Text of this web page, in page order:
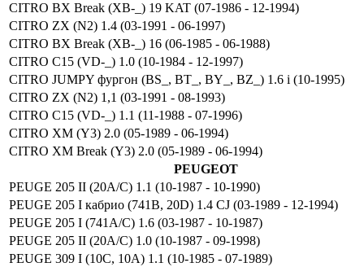
CITRO BX Break (XB-_) 19 KAT (07-1986 - 12-1994)
CITRO ZX (N2) 1.4 (03-1991 - 06-1997)
CITRO BX Break (XB-_) 16 (06-1985 - 06-1988)
CITRO C15 (VD-_) 1.0 (10-1984 - 12-1997)
CITRO JUMPY фургон (BS_, BT_, BY_, BZ_) 1.6 i (10-1995)
CITRO ZX (N2) 1,1 (03-1991 - 08-1993)
CITRO C15 (VD-_) 1.1 (11-1988 - 07-1996)
CITRO XM (Y3) 2.0 (05-1989 - 06-1994)
CITRO XM Break (Y3) 2.0 (05-1989 - 06-1994)
PEUGEOT
PEUGE 205 II (20A/C) 1.1 (10-1987 - 10-1990)
PEUGE 205 I кабрио (741B, 20D) 1.4 CJ (03-1989 - 12-1994)
PEUGE 205 I (741A/C) 1.6 (03-1987 - 10-1987)
PEUGE 205 II (20A/C) 1.0 (10-1987 - 09-1998)
PEUGE 309 I (10C, 10A) 1.1 (10-1985 - 07-1989)